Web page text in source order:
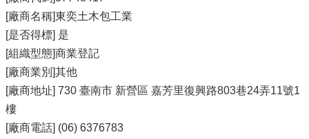
[廠商名稱]東奕土木包工業
[是否得標] 是
[組織型態]商業登記
[廠商業別]其他
[廠商地址] 730 臺南市 新營區 嘉芳里復興路803巷24弄11號1
樓
[廠商電話] (06) 6376783